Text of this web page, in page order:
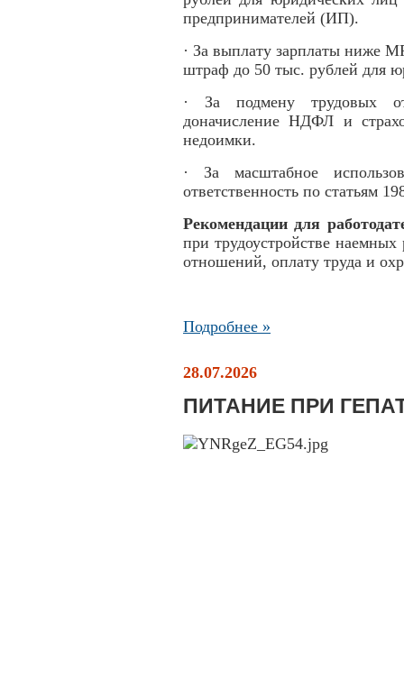
предпринимателей (ИП).
· За выплату зарплаты ниже
штраф до 50 тыс. рублей для
· За подмену трудовых
доначисление НДФЛ и
недоимки.
· За масштабное
ответственность по статьям
Рекомендации для
при трудоустройстве
отношений, оплату труда и
Подробнее »
28.07.2026
ПИТАНИЕ ПРИ